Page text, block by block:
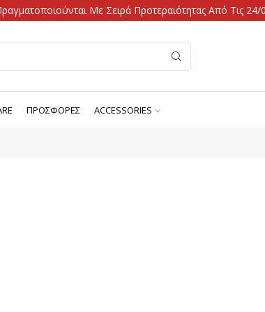
Με Σειρά Προτεραιότητας Από Τις 24/
ΠΡΟΣΦΟΡΕΣ ACCESSORIES